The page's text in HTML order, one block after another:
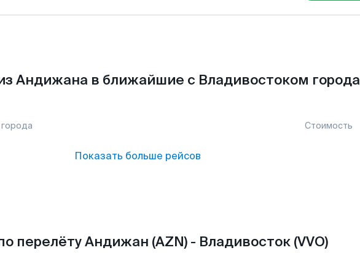
Андижана в ближайшие с Владивостоком города
Стоимость
Показать больше рейсов
перелёту Андижан (AZN) - Владивосток (VVO)